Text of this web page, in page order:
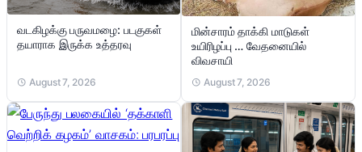
வடகிழக்கு பருவமழை: படகுகள்
தயாராக இருக்க உத்தரவு
August 7, 2026
மின்சாரம் தாக்கி மாடுகள்
உயிரிழப்பு … வேதனையில்
விவசாயி
August 7, 2026